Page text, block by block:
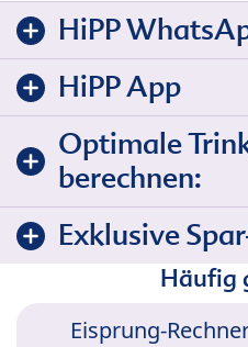
HiPP
HiPP App
Optimale
berechnen:
Exklusive
Häufig
Eisprung-